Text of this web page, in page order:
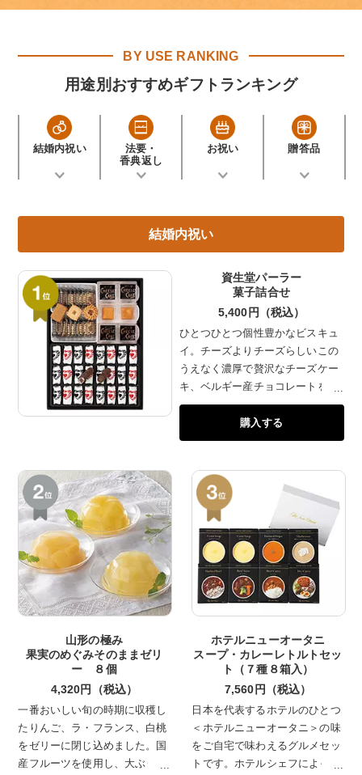
BY USE RANKING
用途別おすすめギフトランキング
結婚内祝い
法要・
香典返し
お祝い 贈答品
結婚内祝い
資生堂パーラー
菓子詰合せ
5,400円（税込）
ひとつひとつ個性豊かなビスキュ
イ。チーズよりチーズらしいこの
うえなく濃厚で贅沢なチーズケー
キ、ベルギー産チョコレートを使
用したラ・ガナシュ。資生堂パー
ラー人気の詰合せです。
購入する
山形の極み
果実のめぐみそのままゼリ
ー ８個
4,320円（税込）
一番おいしい旬の時期に収穫し
たりんご、ラ・フランス、白桃
をゼリーに閉じ込めました。国
産フルーツを使用し、大ぶりに
ホテルニューオータニ
スープ・カレーレトルトセッ
ト（７種８箱入）
7,560円（税込）
日本を代表するホテルのひとつ
＜ホテルニューオータニ＞の味
をご自宅で味わえるグルメセッ
トです。ホテルシェフによって